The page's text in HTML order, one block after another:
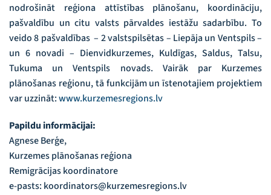
nodrošināt reģiona attīstības plānošanu, koordināciju,
pašvaldību un citu valsts pārvaldes iestāžu sadarbību. To
veido 8 pašvaldības – 2 valstspilsētas – Liepāja un Ventspils –
un 6 novadi – Dienvidkurzemes, Kuldīgas, Saldus, Talsu,
Tukuma un Ventspils novads. Vairāk par Kurzemes
plānošanas reģionu, tā funkcijām un īstenotajiem projektiem
var uzzināt:www.kurzemesregions.lv
Papildu informācijai:
Agnese Berģe,
Kurzemes plānošanas reģiona
Remigrācijas koordinatore
e-pasts: koordinators@kurzemesregions.lv